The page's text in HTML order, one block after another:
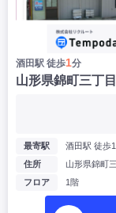
酒田駅 徒歩1分
山形県錦町三丁
最寄駅
酒田駅 徒歩
住所
山形県錦町
フロア
1階